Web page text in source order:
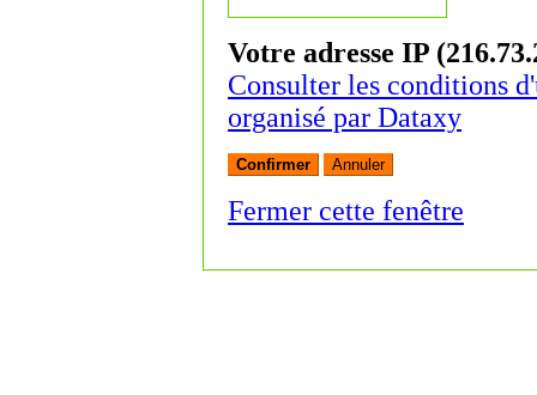
Votre adresse IP
Consulter les conditions
organisé par Dataxy
Fermer cette fenêtre